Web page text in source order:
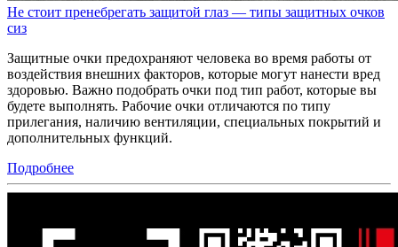
Не стоит пренебрегать защитой глаз — типы защитных очков
сиз
Защитные очки предохраняют человека во время работы от
воздействия внешних факторов, которые могут нанести вред
здоровью. Важно подобрать очки под тип работ, которые вы
будете выполнять. Рабочие очки отличаются по типу
прилегания, наличию вентиляции, специальных покрытий и
дополнительных функций.
Подробнее